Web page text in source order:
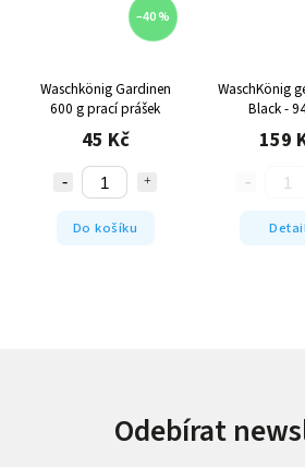
–40 %
Waschkönig Gardinen
600 g prací prášek
45 Kč
Do košíku
WaschKönig
Black -
159
Odebírat